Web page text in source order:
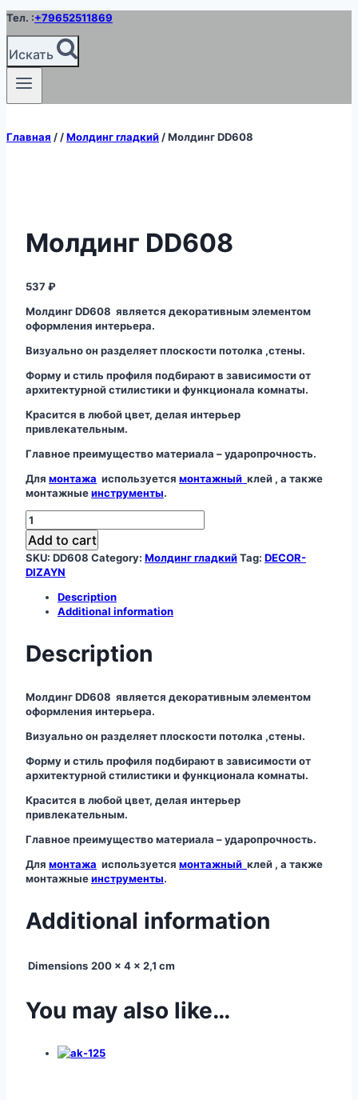
Перейти
содержимому
Тел. :+79652511869
Искать
Главная / /Молдинг гладкий /Молдинг DD608
Молдинг DD608
537₽
Молдинг DD608 является декоративным элементом
оформления интерьера.
Визуально он разделяет плоскости потолка ,стены.
Форму и стиль профиля подбирают в зависимости от
архитектурной стилистики и функционала комнаты.
Красится в любой цвет, делая интерьер
привлекательным.
Главное преимущество материала – ударопрочность.
Для монтажа используется монтажный клей , а также
монтажныеинструменты.
Молдинг
DD608
quantity
Add to cart
SKU: DD608 Category: Молдинг гладкийTag: DECOR-
DIZAYN
Description
Additional information
Description
Молдинг DD608 является декоративным элементом
оформления интерьера.
Визуально он разделяет плоскости потолка ,стены.
Форму и стиль профиля подбирают в зависимости от
архитектурной стилистики и функционала комнаты.
Красится в любой цвет, делая интерьер
привлекательным.
Главное преимущество материала – ударопрочность.
Для монтажа используется монтажный клей , а также
монтажныеинструменты.
Additional information
Dimensions 200 × 4 × 2,1 cm
You may also like…